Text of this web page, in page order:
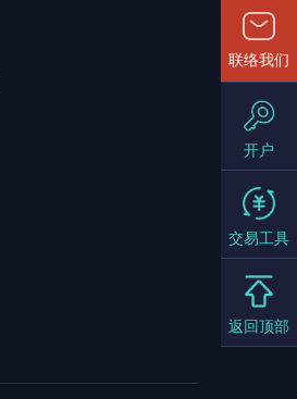
联络我们
开户
交易工具
返回顶部